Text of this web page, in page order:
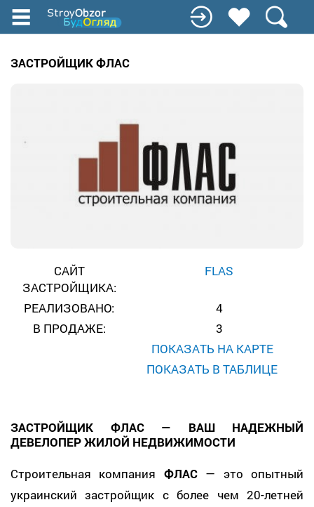
Перейти
содержанию
ЗАСТРОЙЩИК ФЛАС
САЙТ
ЗАСТРОЙЩИКА:
FLAS
РЕАЛИЗОВАНО:
4
В ПРОДАЖЕ:
3
ПОКАЗАТЬ НА КАРТЕ
ПОКАЗАТЬ В ТАБЛИЦЕ
ЗАСТРОЙЩИК ФЛАС— ВАШ НАДЕЖНЫЙ
ДЕВЕЛОПЕР ЖИЛОЙ НЕДВИЖИМОСТИ
Строительная компания ФЛАС— это опытный
украинский застройщик с более чем 20-летней